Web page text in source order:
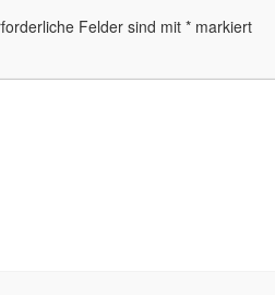
Felder sind mit* markiert